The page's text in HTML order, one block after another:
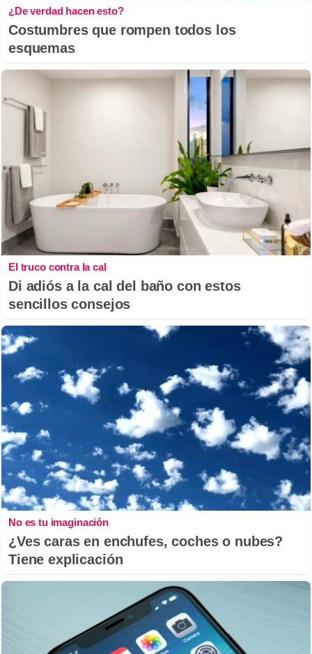
¿De verdad hacen esto?
Costumbres que rompen todos los
esquemas
El truco contra la cal
Di adiós a la cal del baño con estos
sencillos consejos
No es tu imaginación
¿Ves caras en enchufes, coches o nubes?
Tiene explicación